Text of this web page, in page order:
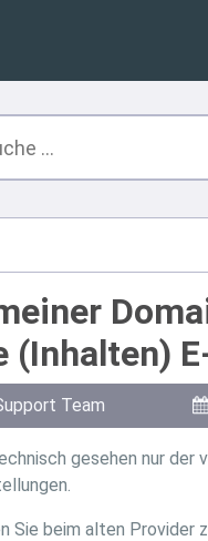
(Inhalten)
Team
gesehen nur
Sie beim alten Provider